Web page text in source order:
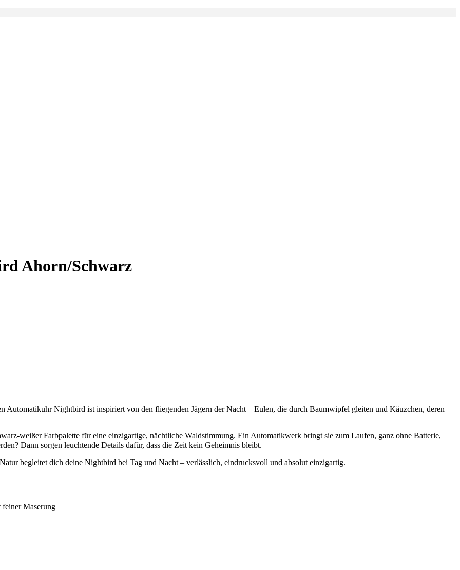
Ahorn/Schwarz
Automatikuhr Nightbird ist inspiriert von den fliegenden Jägern der Nacht – Eulen, die durch Baumwipfel gleiten und Käuzchen, deren
weißer Farbpalette für eine einzigartige, nächtliche Waldstimmung. Ein Automatikwerk bringt sie zum Laufen, ganz ohne Batterie,
Dann sorgen leuchtende Details dafür, dass die Zeit kein Geheimnis bleibt.
begleitet dich deine Nightbird bei Tag und Nacht – verlässlich, eindrucksvoll und absolut einzigartig.
feiner Maserung